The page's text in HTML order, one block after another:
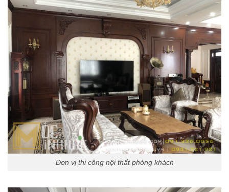
Đơn vị thi công nội thất phòng khách